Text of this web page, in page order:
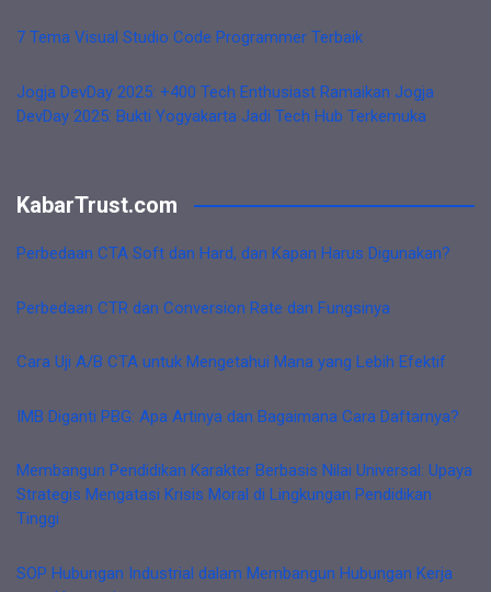
7 Tema Visual Studio Code Programmer Terbaik
Jogja DevDay 2025: +400 Tech Enthusiast Ramaikan Jogja
DevDay 2025: Bukti Yogyakarta Jadi Tech Hub Terkemuka
KabarTrust.com
Perbedaan CTA Soft dan Hard, dan Kapan Harus Digunakan?
Perbedaan CTR dan Conversion Rate dan Fungsinya
Cara Uji A/B CTA untuk Mengetahui Mana yang Lebih Efektif
IMB Diganti PBG: Apa Artinya dan Bagaimana Cara Daftarnya?
Membangun Pendidikan Karakter Berbasis Nilai Universal: Upaya
Strategis Mengatasi Krisis Moral di Lingkungan Pendidikan
Tinggi
SOP Hubungan Industrial dalam Membangun Hubungan Kerja